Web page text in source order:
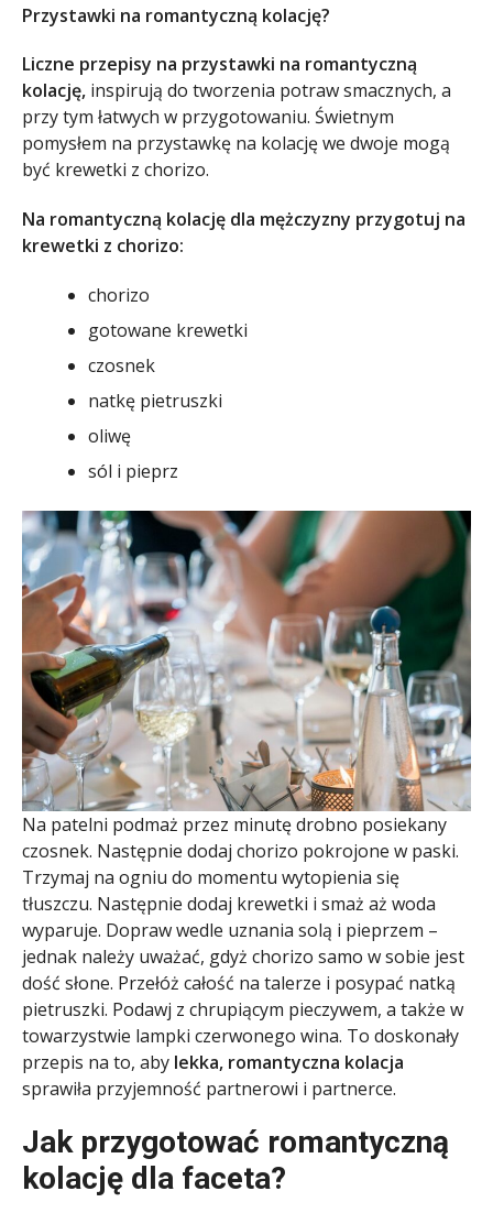
Przystawki na romantyczną kolację?
Liczne przepisy na przystawki na romantyczną
kolację, inspirują do tworzenia potraw smacznych, a
przy tym łatwych w przygotowaniu. Świetnym
pomysłem na przystawkę na kolację we dwoje mogą
być krewetki z chorizo.
Na romantyczną kolację dla mężczyzny przygotuj na
krewetki z chorizo:
chorizo
gotowane krewetki
czosnek
natkę pietruszki
oliwę
sól i pieprz
Na patelni podmaż przez minutę drobno posiekany
czosnek. Następnie dodaj chorizo pokrojone w paski.
Trzymaj na ogniu do momentu wytopienia się
tłuszczu. Następnie dodaj krewetki i smaż aż woda
wyparuje. Dopraw wedle uznania solą i pieprzem –
jednak należy uważać, gdyż chorizo samo w sobie jest
dość słone. Przełóż całość na talerze i posypać natką
pietruszki. Podawj z chrupiącym pieczywem, a także w
towarzystwie lampki czerwonego wina. To doskonały
przepis na to, aby lekka, romantyczna kolacja
sprawiła przyjemność partnerowi i partnerce.
Jak przygotować romantyczną
kolację dla faceta?